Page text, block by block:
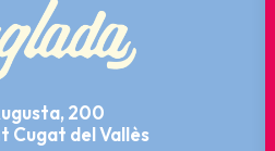
200
Cugat del Vallès